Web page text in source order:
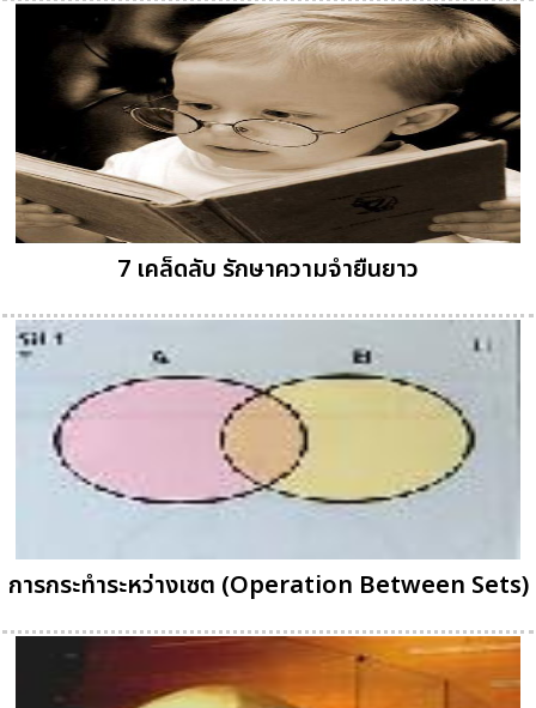
7 เคล็ดลับ รักษาความจำยืนยาว
การกระทำระหว่างเซต (Operation Between Sets)